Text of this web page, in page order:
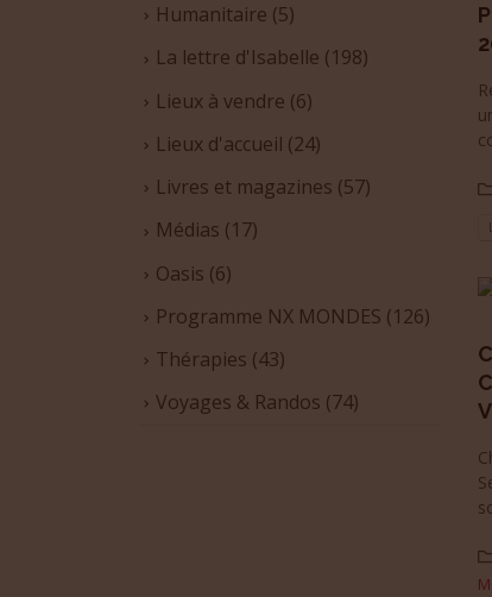
Humanitaire (5)
La lettre d'Isabelle (198)
Lieux à vendre (6)
Lieux d'accueil (24)
Livres et magazines (57)
Médias (17)
Oasis (6)
Programme NX MONDES (126)
Thérapies (43)
Voyages & Randos (74)